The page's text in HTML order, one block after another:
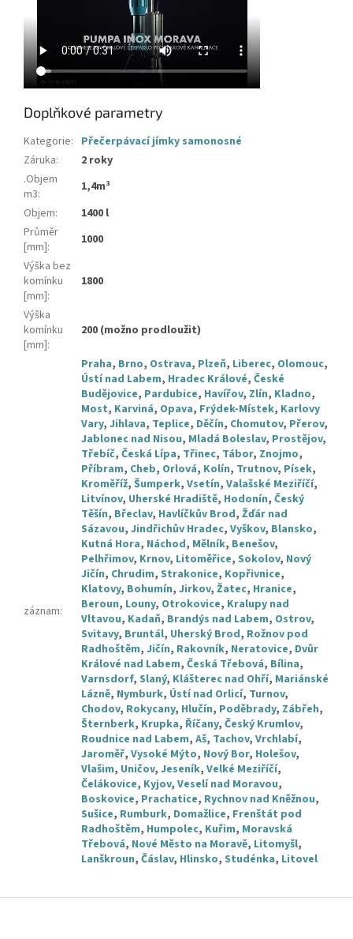
Doplňkové parametry
Kategorie: Přečerpávací jímky samonosné
Záruka:
2 roky
.Objem
m3:
1,4m³
Objem:
1400 l
Průměr
[mm]:
1000
Výška bez
komínku
[mm]:
1800
Výška
komínku
[mm]:
200 (možno prodloužit)
záznam:
Praha, Brno, Ostrava, Plzeň, Liberec, Olomouc,
Ústí nad Labem, Hradec Králové, České
Budějovice, Pardubice, Havířov, Zlín, Kladno,
Most, Karviná, Opava, Frýdek-Místek, Karlovy
Vary, Jihlava, Teplice, Děčín, Chomutov, Přerov,
Jablonec nad Nisou, Mladá Boleslav, Prostějov,
Třebíč, Česká Lípa, Třinec, Tábor, Znojmo,
Příbram, Cheb, Orlová, Kolín, Trutnov, Písek,
Kroměříž, Šumperk, Vsetín, Valašské Meziříčí,
Litvínov, Uherské Hradiště, Hodonín, Český
Těšín, Břeclav, Havlíčkův Brod, Žďár nad
Sázavou, Jindřichův Hradec, Vyškov, Blansko,
Kutná Hora, Náchod, Mělník, Benešov,
Pelhřimov, Krnov, Litoměřice, Sokolov, Nový
Jičín, Chrudim, Strakonice, Kopřivnice,
Klatovy, Bohumín, Jirkov, Žatec, Hranice,
Beroun, Louny, Otrokovice, Kralupy nad
Vltavou, Kadaň, Brandýs nad Labem, Ostrov,
Svitavy, Bruntál, Uherský Brod, Rožnov pod
Radhoštěm, Jičín, Rakovník, Neratovice, Dvůr
Králové nad Labem, Česká Třebová, Bílina,
Varnsdorf, Slaný, Klášterec nad Ohří, Mariánské
Lázně, Nymburk, Ústí nad Orlicí, Turnov,
Chodov, Rokycany, Hlučín, Poděbrady, Zábřeh,
Šternberk, Krupka, Říčany, Český Krumlov,
Roudnice nad Labem, Aš, Tachov, Vrchlabí,
Jaroměř, Vysoké Mýto, Nový Bor, Holešov,
Vlašim, Uničov, Jeseník, Velké Meziříčí,
Čelákovice, Kyjov, Veselí nad Moravou,
Boskovice, Prachatice, Rychnov nad Kněžnou,
Sušice, Rumburk, Domažlice, Frenštát pod
Radhoštěm, Humpolec, Kuřim, Moravská
Třebová, Nové Město na Moravě, Litomyšl,
Lanškroun, Čáslav, Hlinsko, Studénka, Litovel